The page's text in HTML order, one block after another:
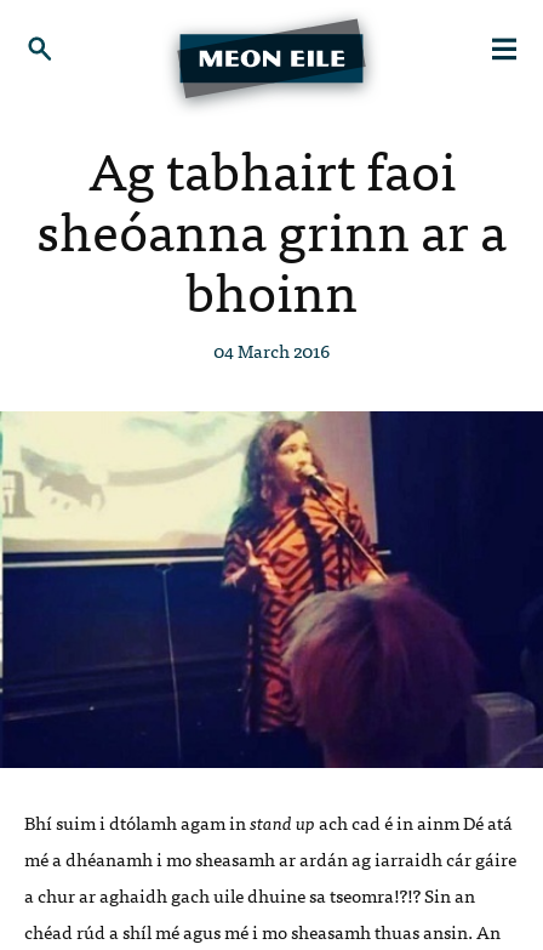
Ag tabhairt faoi
sheóanna grinn ar a
bhoinn
04 March 2016
Bhí suim i dtólamh agam instand upach cad é in ainm Dé atá
mé a dhéanamh i mo sheasamh ar ardán ag iarraidh cár gáire
a chur ar aghaidh gach uile dhuine sa tseomra!?!? Sin an
chéad rúd a shíl mé agus mé i mo sheasamh thuas ansin. An